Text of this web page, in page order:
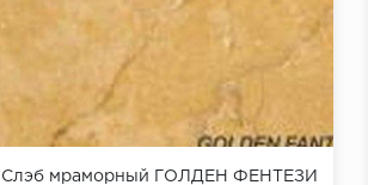
Слэб мраморный ГОЛДЕН ФЕНТЕЗИ